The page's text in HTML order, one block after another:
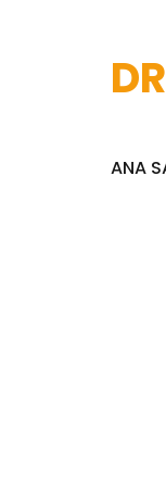
ANA